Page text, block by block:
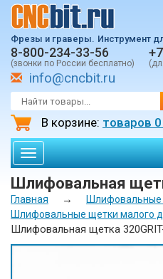
Фрезы и граверы. Инструмент
8-800-234-33-56
(звонки по России бесплатно)
info@cncbit.ru
В корзине: товаров 0
Toggle
navigation
Шлифовальная
Главная → Шлифовальные
Шлифовальные щетки малого
Шлифовальная щетка